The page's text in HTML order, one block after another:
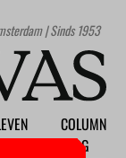
| Sinds 1953
COLUMN
BLOG